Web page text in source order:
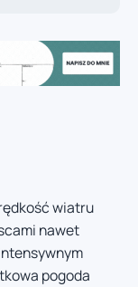
wiatru
nawet
pogoda